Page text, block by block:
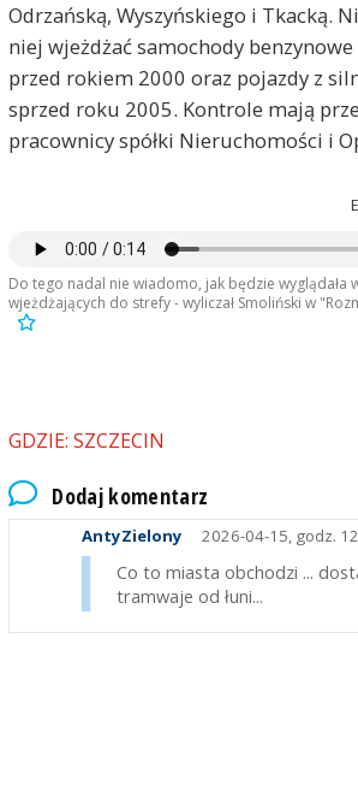
Odrzańską, Wyszyńskiego i Tkacką.
niej wjeżdżać samochody
przed rokiem 2000 oraz pojazdy z
sprzed roku 2005. Kontrole mają
pracownicy spółki Nieruchomości i
Do tego nadal nie wiadomo, jak będzie wyglądała
wjeżdżających do strefy - wyliczał Smoliński w
GDZIE: SZCZECIN
Dodaj komentarz
AntyZielony 2026-04-15, godz.
Co to miasta obchodzi ...
tramwaje od łuni...